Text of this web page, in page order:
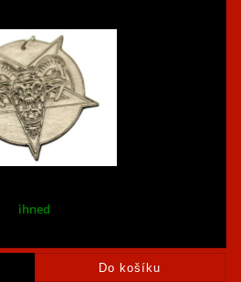
ihned